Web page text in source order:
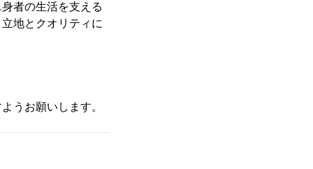
者の生活を支える
地とクオリティに
うお願いします。